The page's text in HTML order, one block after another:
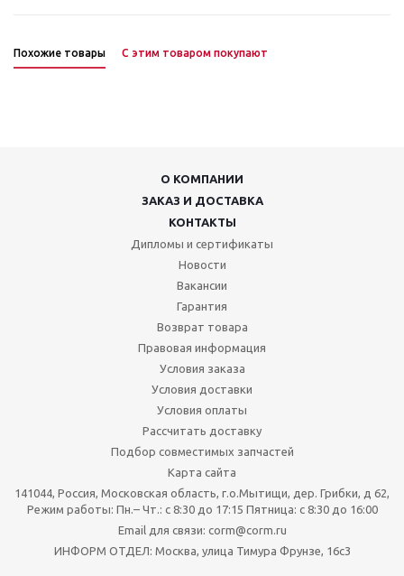
Похожие товары С этим товаром покупают
О КОМПАНИИ
ЗАКАЗ И ДОСТАВКА
КОНТАКТЫ
Дипломы и сертификаты
Новости
Вакансии
Гарантия
Возврат товара
Правовая информация
Условия заказа
Условия доставки
Условия оплаты
Рассчитать доставку
Подбор совместимых запчастей
Карта сайта
141044, Россия, Московская область, г.о.Мытищи, дер. Грибки, д 62,
Режим работы: Пн.– Чт.: с 8:30 до 17:15 Пятница: c 8:30 до 16:00
Email для связи: corm@corm.ru
ИНФОРМ ОТДЕЛ: Москва, улица Тимура Фрунзе, 16с3